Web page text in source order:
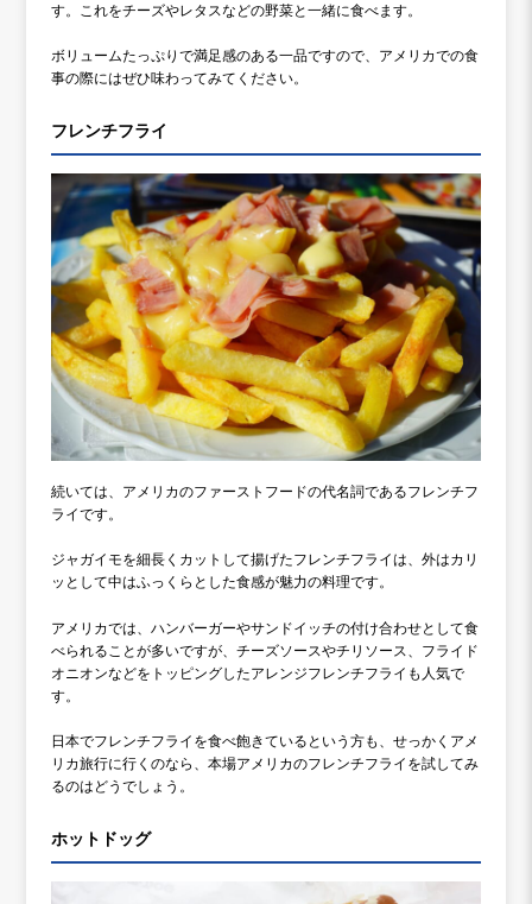
す。これをチーズやレタスなどの野菜と一緒に食べます。
ボリュームたっぷりで満足感のある一品ですので、アメリカでの食
事の際にはぜひ味わってみてください。
フレンチフライ
続いては、アメリカのファーストフードの代名詞であるフレンチフ
ライです。
ジャガイモを細長くカットして揚げたフレンチフライは、外はカリ
ッとして中はふっくらとした食感が魅力の料理です。
アメリカでは、ハンバーガーやサンドイッチの付け合わせとして食
べられることが多いですが、チーズソースやチリソース、フライド
オニオンなどをトッピングしたアレンジフレンチフライも人気で
す。
日本でフレンチフライを食べ飽きているという方も、せっかくアメ
リカ旅行に行くのなら、本場アメリカのフレンチフライを試してみ
るのはどうでしょう。
ホットドッグ